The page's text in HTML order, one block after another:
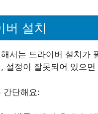
버 설치
서는 드라이버 설치가
설정이 잘못되어 있으
간단해요: